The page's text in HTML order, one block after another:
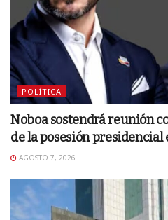
POLÍTICA
Noboa sostendrá reunión
de la posesión presidencial
AGOSTO 7, 2026